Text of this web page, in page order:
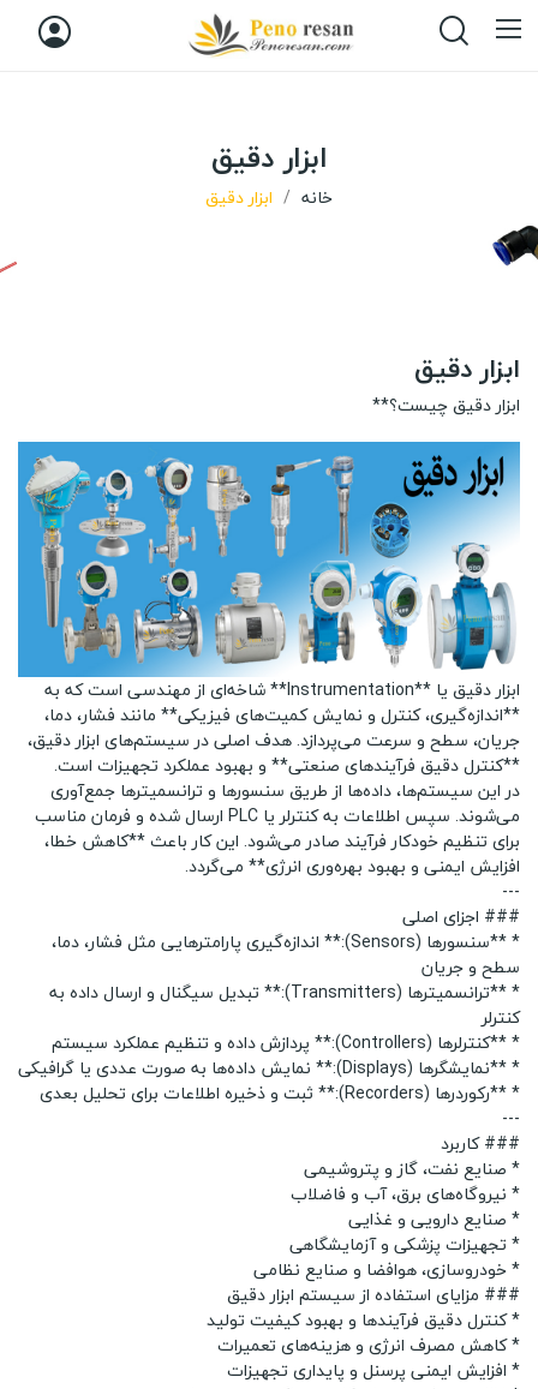
ابزار دقیق
خانه ابزار دقیق
ابزار دقیق
ابزار دقیق چیست؟**
ابزار دقیق یا **Instrumentation** شاخه‌ای از مهندسی است که به
**اندازه‌گیری، کنترل و نمایش کمیت‌های فیزیکی** مانند فشار، دما،
جریان، سطح و سرعت می‌پردازد. هدف اصلی در سیستم‌های ابزار دقیق،
**کنترل دقیق فرآیندهای صنعتی** و بهبود عملکرد تجهیزات است.
در این سیستم‌ها، داده‌ها از طریق سنسورها و ترانسمیترها جمع‌آوری
می‌شوند. سپس اطلاعات به کنترلر یا PLC ارسال شده و فرمان مناسب
برای تنظیم خودکار فرآیند صادر می‌شود. این کار باعث **کاهش خطا،
افزایش ایمنی و بهبود بهره‌وری انرژی** می‌گردد.
---
### اجزای اصلی
* **سنسورها (Sensors):** اندازه‌گیری پارامترهایی مثل فشار، دما،
سطح و جریان
* **ترانسمیترها (Transmitters):** تبدیل سیگنال و ارسال داده به
کنترلر
* **کنترلرها (Controllers):** پردازش داده و تنظیم عملکرد سیستم
* **نمایشگرها (Displays):** نمایش داده‌ها به صورت عددی یا گرافیکی
* **رکوردرها (Recorders):** ثبت و ذخیره اطلاعات برای تحلیل بعدی
---
### کاربرد
* صنایع نفت، گاز و پتروشیمی
* نیروگاه‌های برق، آب و فاضلاب
* صنایع دارویی و غذایی
* تجهیزات پزشکی و آزمایشگاهی
* خودروسازی، هوافضا و صنایع نظامی
### مزایای استفاده از سیستم ابزار دقیق
* کنترل دقیق فرآیندها و بهبود کیفیت تولید
* کاهش مصرف انرژی و هزینه‌های تعمیرات
* افزایش ایمنی پرسنل و پایداری تجهیزات